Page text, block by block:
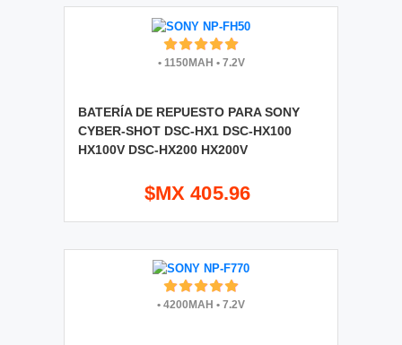
•1150MAH •7.2V
BATERÍA DE REPUESTO PARA SONY
CYBER-SHOT DSC-HX1 DSC-HX100
HX100V DSC-HX200 HX200V
$MX 405.96
• 4200MAH • 7.2V